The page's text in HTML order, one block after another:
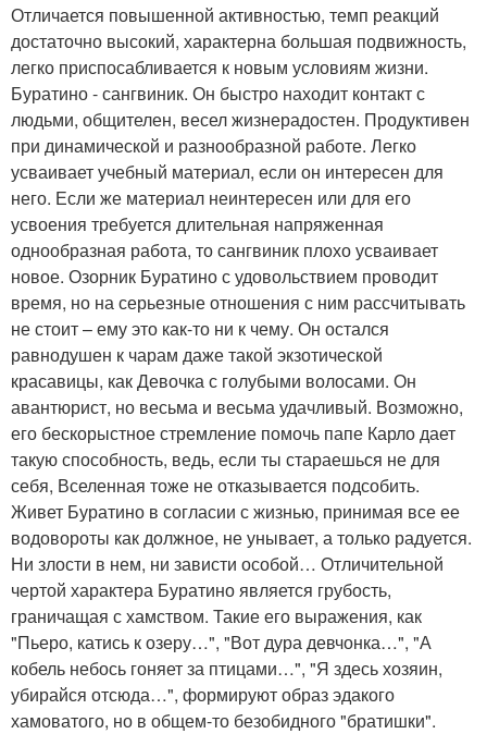
Отличается повышенной активностью, темп реакций
достаточно высокий, характерна большая подвижность,
легко приспосабливается к новым условиям жизни.
Буратино - сангвиник. Он быстро находит контакт с
людьми, общителен, весел жизнерадостен. Продуктивен
при динамической и разнообразной работе. Легко
усваивает учебный материал, если он интересен для
него. Если же материал неинтересен или для его
усвоения требуется длительная напряженная
однообразная работа, то сангвиник плохо усваивает
новое. Озорник Буратино с удовольствием проводит
время, но на серьезные отношения с ним рассчитывать
не стоит – ему это как-то ни к чему. Он остался
равнодушен к чарам даже такой экзотической
красавицы, как Девочка с голубыми волосами. Он
авантюрист, но весьма и весьма удачливый. Возможно,
его бескорыстное стремление помочь папе Карло дает
такую способность, ведь, если ты стараешься не для
себя, Вселенная тоже не отказывается подсобить.
Живет Буратино в согласии с жизнью, принимая все ее
водовороты как должное, не унывает, а только радуется.
Ни злости в нем, ни зависти особой… Отличительной
чертой характера Буратино является грубость,
граничащая с хамством. Такие его выражения, как
"Пьеро, катись к озеру…", "Вот дура девчонка…", "А
кобель небось гоняет за птицами…", "Я здесь хозяин,
убирайся отсюда…", формируют образ эдакого
хамоватого, но в общем-то безобидного "братишки".